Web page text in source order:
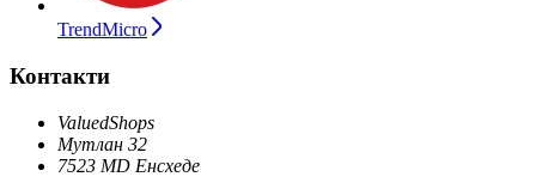
TrendMicro
Контакти
ValuedShops
Мутлан 32
7523 MD Енсхеде